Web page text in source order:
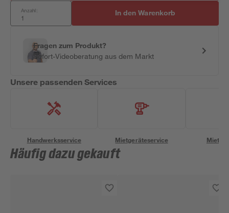
Anzahl: In den Warenkorb
Fragen zum Produkt?
Sofort-Videoberatung aus dem Markt
Unsere passenden Services
Handwerksservice Mietgeräteservice
Häufig dazu gekauft